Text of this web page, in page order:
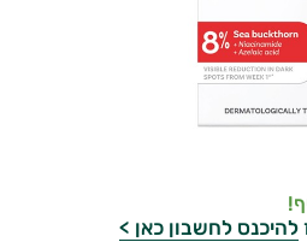
להיכנס לחשבון כאן >